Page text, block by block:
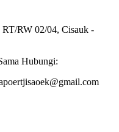
RW 02/04, Cisauk -
Hubungi: